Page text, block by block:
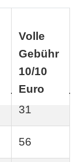
Volle
Gebühr
10/10
Euro
31
56